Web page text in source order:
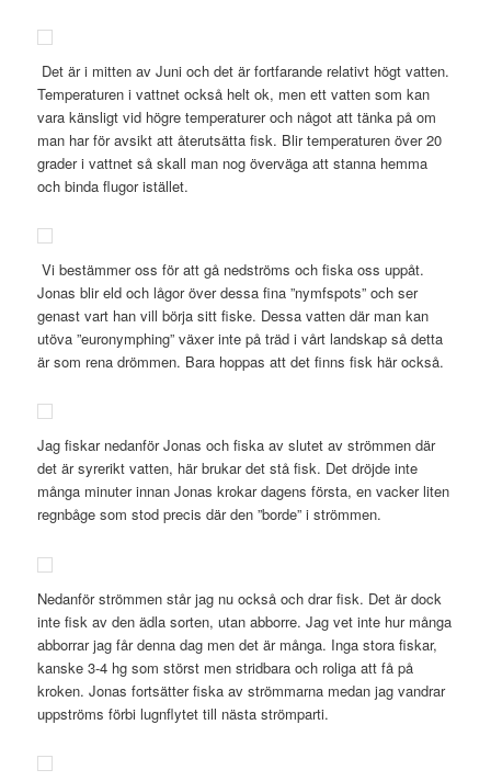
Det är i mitten av Juni och det är fortfarande relativt högt vatten.
Temperaturen i vattnet också helt ok, men ett vatten som kan
vara känsligt vid högre temperaturer och något att tänka på om
man har för avsikt att återutsätta fisk. Blir temperaturen över 20
grader i vattnet så skall man nog överväga att stanna hemma
och binda flugor istället.
Vi bestämmer oss för att gå nedströms och fiska oss uppåt.
Jonas blir eld och lågor över dessa fina ”nymfspots” och ser
genast vart han vill börja sitt fiske. Dessa vatten där man kan
utöva ”euronymphing” växer inte på träd i vårt landskap så detta
är som rena drömmen. Bara hoppas att det finns fisk här också.
Jag fiskar nedanför Jonas och fiska av slutet av strömmen där
det är syrerikt vatten, här brukar det stå fisk. Det dröjde inte
många minuter innan Jonas krokar dagens första, en vacker liten
regnbåge som stod precis där den ”borde” i strömmen.
Nedanför strömmen står jag nu också och drar fisk. Det är dock
inte fisk av den ädla sorten, utan abborre. Jag vet inte hur många
abborrar jag får denna dag men det är många. Inga stora fiskar,
kanske 3-4 hg som störst men stridbara och roliga att få på
kroken. Jonas fortsätter fiska av strömmarna medan jag vandrar
uppströms förbi lugnflytet till nästa strömparti.